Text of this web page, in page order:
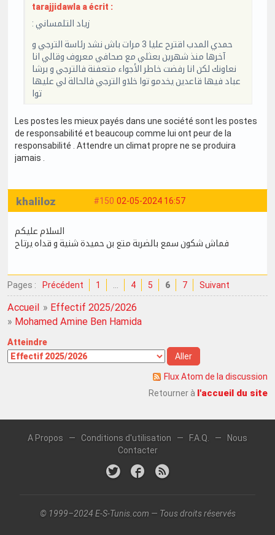
tarajjidawla a écrit :
: زياد التلمساني
حمدي المدب اقترح عليا 3 مرات باش نشد رئاسة الترجي و
آخرها منذ شهرين بعثلي مع صحافي معروف وقالي انا
نعاونك لكن انا رفضت خاطر الأجواء متعفنة فالترجي و برشا
عباد فيها قاعدين يخدمو توا خلاو الترجي فالحالة لي عليها
توا
Les postes les mieux payés dans une société sont les postes
de responsabilité et beaucoup comme lui ont peur de la
responsabilité . Attendre un climat propre ne se produira
jamais .
#150 02-05-2024 16:57
khaliloz
السلام عليكم
فماش شكون سمع بالضربة متع بن حميدة شنية و قداه يرتاح
Pages : Précédent 1 … 4 5 6 7 Suivant
Accueil » Effectif 2025/2026
» Mohamed Amine Ben Hamida
Atteindre
Flux Atom de la discussion
Retourner à l'accueil du site
A Propos — Conditions d'utilisation — F.A.Q. —
Nous
Contacter
© 1999–2024 E-S-Tunis.com — Tous droits réservés